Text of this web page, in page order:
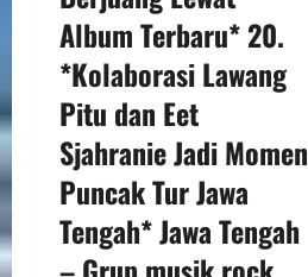
Album Terbaru* 20.
*Kolaborasi Lawang
Pitu dan Eet
Sjahranie Jadi Momen
Puncak Tur Jawa
Tengah* Jawa Tengah